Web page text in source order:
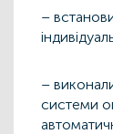
–
–
системи